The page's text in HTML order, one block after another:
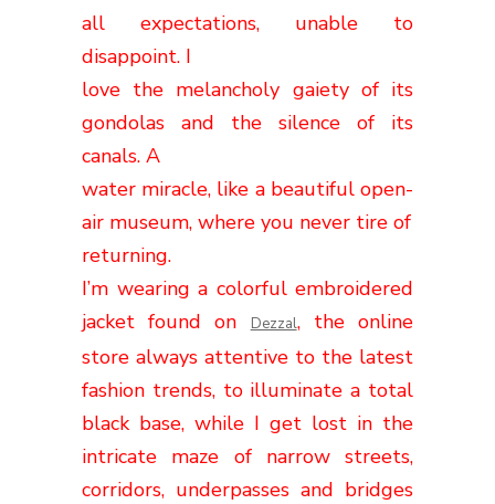
all expectations, unable to
disappoint. I
love the melancholy gaiety of its
gondolas and the silence of its
canals. A
water miracle, like a beautiful open-
air museum, where you never tire of
returning.
I’m wearing a colorful embroidered
jacketfound on Dezzal, the online
store always attentive to the latest
fashion trends, to illuminate a total
black base, while I get lost in the
intricate maze of narrow streets,
corridors, underpasses and bridges